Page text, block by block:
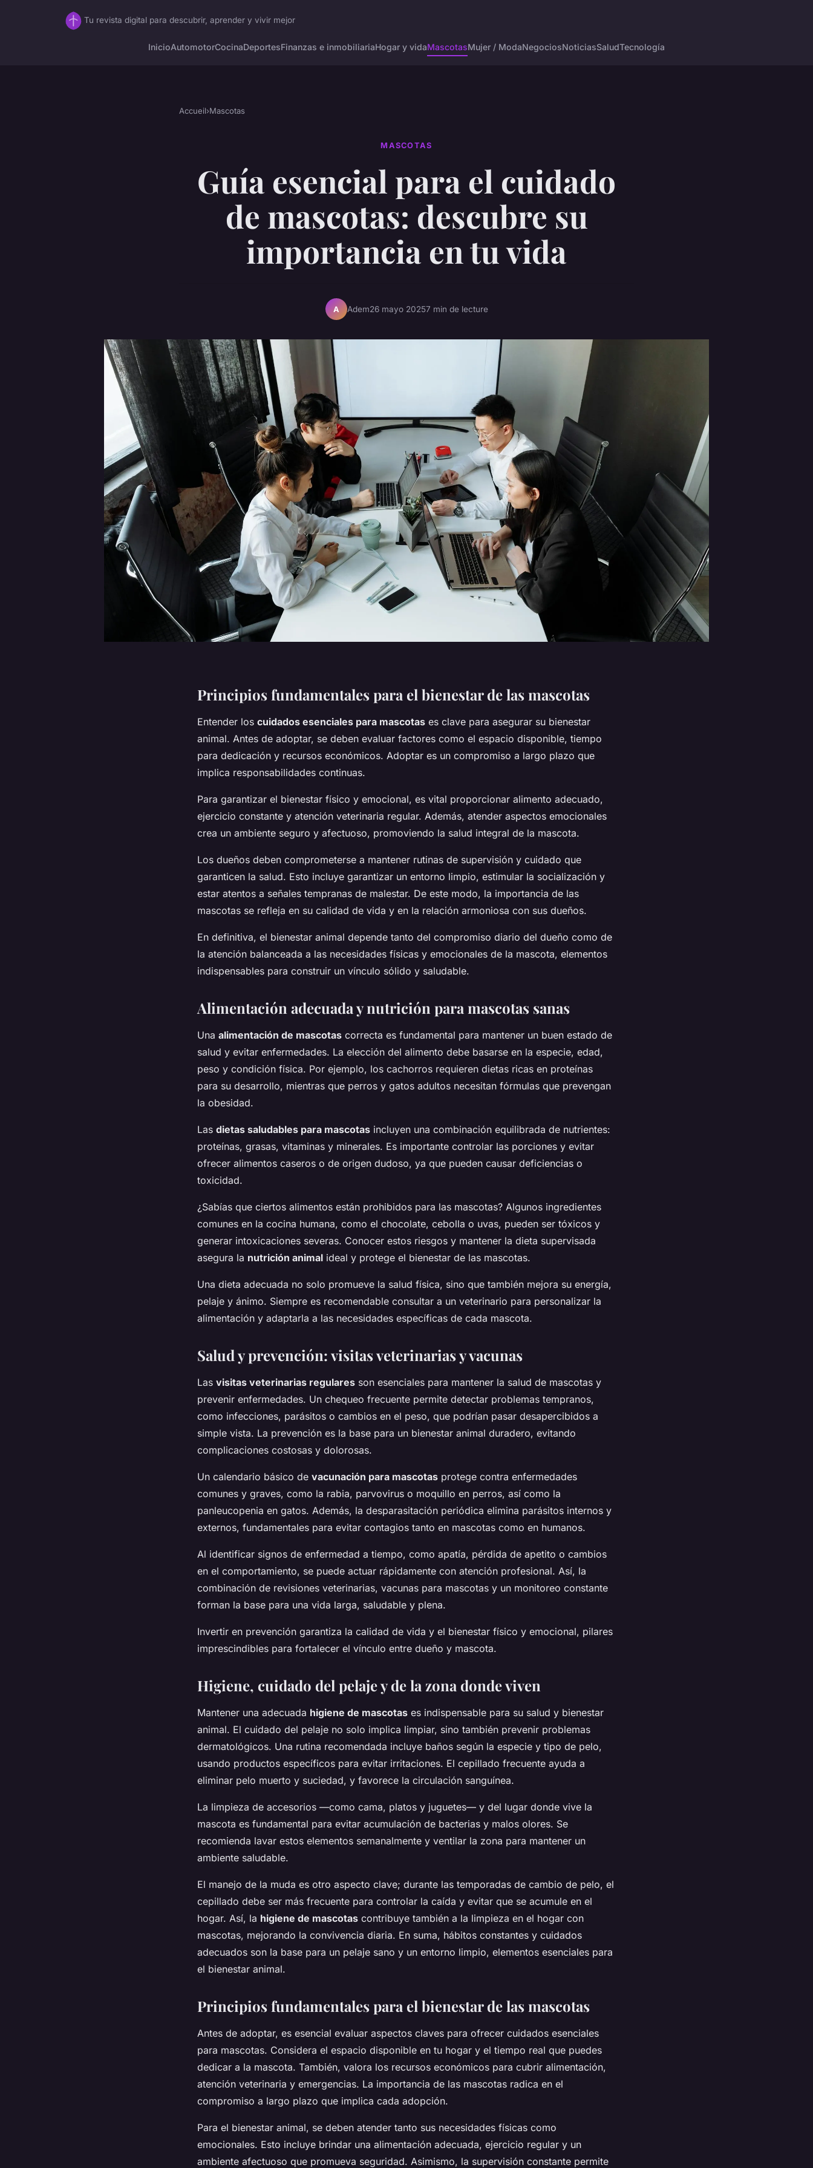
Tu revista digital para descubrir, aprender y vivir mejor
InicioAutomotorCocinaDeportesFinanzas e inmobiliariaHogar y vidaMascotasMujer / ModaNegociosNoticiasSaludTecnología
Accueil›Mascotas
MASCOTAS
Guía esencial para el cuidado
de mascotas: descubre su
importancia en tu vida
A Adem26 mayo 20257 min de lecture
Principios fundamentales para el bienestar de las mascotas
Entender los cuidados esenciales para mascotas es clave para asegurar su bienestar
animal. Antes de adoptar, se deben evaluar factores como el espacio disponible, tiempo
para dedicación y recursos económicos. Adoptar es un compromiso a largo plazo que
implica responsabilidades continuas.
Para garantizar el bienestar físico y emocional, es vital proporcionar alimento adecuado,
ejercicio constante y atención veterinaria regular. Además, atender aspectos emocionales
crea un ambiente seguro y afectuoso, promoviendo la salud integral de la mascota.
Los dueños deben comprometerse a mantener rutinas de supervisión y cuidado que
garanticen la salud. Esto incluye garantizar un entorno limpio, estimular la socialización y
estar atentos a señales tempranas de malestar. De este modo, la importancia de las
mascotas se refleja en su calidad de vida y en la relación armoniosa con sus dueños.
En definitiva, el bienestar animal depende tanto del compromiso diario del dueño como de
la atención balanceada a las necesidades físicas y emocionales de la mascota, elementos
indispensables para construir un vínculo sólido y saludable.
Alimentación adecuada y nutrición para mascotas sanas
Una alimentación de mascotas correcta es fundamental para mantener un buen estado de
salud y evitar enfermedades. La elección del alimento debe basarse en la especie, edad,
peso y condición física. Por ejemplo, los cachorros requieren dietas ricas en proteínas
para su desarrollo, mientras que perros y gatos adultos necesitan fórmulas que prevengan
la obesidad.
Las dietas saludables para mascotas incluyen una combinación equilibrada de nutrientes:
proteínas, grasas, vitaminas y minerales. Es importante controlar las porciones y evitar
ofrecer alimentos caseros o de origen dudoso, ya que pueden causar deficiencias o
toxicidad.
¿Sabías que ciertos alimentos están prohibidos para las mascotas? Algunos ingredientes
comunes en la cocina humana, como el chocolate, cebolla o uvas, pueden ser tóxicos y
generar intoxicaciones severas. Conocer estos riesgos y mantener la dieta supervisada
asegura la nutrición animal ideal y protege el bienestar de las mascotas.
Una dieta adecuada no solo promueve la salud física, sino que también mejora su energía,
pelaje y ánimo. Siempre es recomendable consultar a un veterinario para personalizar la
alimentación y adaptarla a las necesidades específicas de cada mascota.
Salud y prevención: visitas veterinarias y vacunas
Las visitas veterinarias regulares son esenciales para mantener la salud de mascotas y
prevenir enfermedades. Un chequeo frecuente permite detectar problemas tempranos,
como infecciones, parásitos o cambios en el peso, que podrían pasar desapercibidos a
simple vista. La prevención es la base para un bienestar animal duradero, evitando
complicaciones costosas y dolorosas.
Un calendario básico de vacunación para mascotas protege contra enfermedades
comunes y graves, como la rabia, parvovirus o moquillo en perros, así como la
panleucopenia en gatos. Además, la desparasitación periódica elimina parásitos internos y
externos, fundamentales para evitar contagios tanto en mascotas como en humanos.
Al identificar signos de enfermedad a tiempo, como apatía, pérdida de apetito o cambios
en el comportamiento, se puede actuar rápidamente con atención profesional. Así, la
combinación de revisiones veterinarias, vacunas para mascotas y un monitoreo constante
forman la base para una vida larga, saludable y plena.
Invertir en prevención garantiza la calidad de vida y el bienestar físico y emocional, pilares
imprescindibles para fortalecer el vínculo entre dueño y mascota.
Higiene, cuidado del pelaje y de la zona donde viven
Mantener una adecuada higiene de mascotas es indispensable para su salud y bienestar
animal. El cuidado del pelaje no solo implica limpiar, sino también prevenir problemas
dermatológicos. Una rutina recomendada incluye baños según la especie y tipo de pelo,
usando productos específicos para evitar irritaciones. El cepillado frecuente ayuda a
eliminar pelo muerto y suciedad, y favorece la circulación sanguínea.
La limpieza de accesorios —como cama, platos y juguetes— y del lugar donde vive la
mascota es fundamental para evitar acumulación de bacterias y malos olores. Se
recomienda lavar estos elementos semanalmente y ventilar la zona para mantener un
ambiente saludable.
El manejo de la muda es otro aspecto clave; durante las temporadas de cambio de pelo, el
cepillado debe ser más frecuente para controlar la caída y evitar que se acumule en el
hogar. Así, la higiene de mascotas contribuye también a la limpieza en el hogar con
mascotas, mejorando la convivencia diaria. En suma, hábitos constantes y cuidados
adecuados son la base para un pelaje sano y un entorno limpio, elementos esenciales para
el bienestar animal.
Principios fundamentales para el bienestar de las mascotas
Antes de adoptar, es esencial evaluar aspectos claves para ofrecer cuidados esenciales
para mascotas. Considera el espacio disponible en tu hogar y el tiempo real que puedes
dedicar a la mascota. También, valora los recursos económicos para cubrir alimentación,
atención veterinaria y emergencias. La importancia de las mascotas radica en el
compromiso a largo plazo que implica cada adopción.
Para el bienestar animal, se deben atender tanto sus necesidades físicas como
emocionales. Esto incluye brindar una alimentación adecuada, ejercicio regular y un
ambiente afectuoso que promueva seguridad. Asimismo, la supervisión constante permite